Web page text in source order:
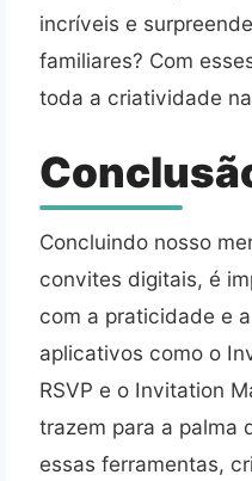
incríveis e
familiares? Com
toda a criatividade
Concluindo nosso
convites digitais, é
com a praticidade e
aplicativos como o
RSVP e o Invitation
trazem para a palma
essas ferramentas,